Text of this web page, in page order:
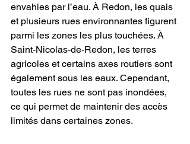
envahies par l’eau. À Redon, les quais
et plusieurs rues environnantes figurent
parmi les zones les plus touchées. À
Saint-Nicolas-de-Redon, les terres
agricoles et certains axes routiers sont
également sous les eaux. Cependant,
toutes les rues ne sont pas inondées,
ce qui permet de maintenir des accès
limités dans certaines zones.